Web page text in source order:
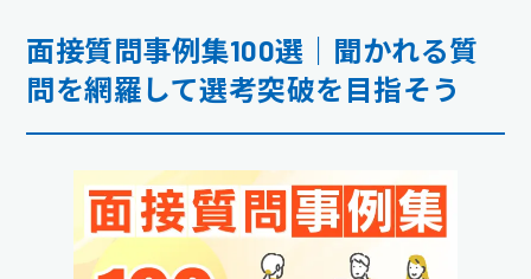
面接質問事例集100選｜聞かれる質
問を網羅して選考突破を目指そう